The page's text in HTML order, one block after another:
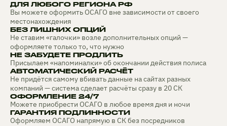
ДЛЯ ЛЮБОГО РЕГИОНА РФ
Вы можете оформить ОСАГО вне зависимости от своего
местонахождения
БЕЗ ЛИШНИХ ОПЦИЙ
Не ставим «галочки» возле дополнительных опций —
оформляете только то, что нужно
НЕ ЗАБУДЕТЕ ПРОДЛИТЬ
Присылаем «напоминалки» об окончании действия полиса
АВТОМАТИЧЕСКИЙ РАСЧЁТ
Не придётся самому вбивать данные на сайтах разных
компаний — система сделает расчёты сразу в 20 СК
ОФОРМЛЕНИЕ 24/7
Можете приобрести ОСАГО в любое время дня и ночи
ГАРАНТИЯ ПОДЛИННОСТИ
Оформляем ОСАГО напрямую в СК без посредников